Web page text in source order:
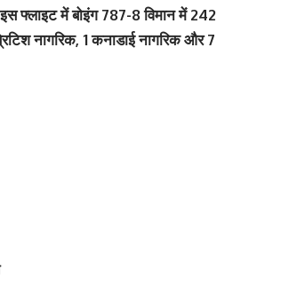
फ्लाइट में बोइंग 787-8 विमान में 242
नागरिक, 1 कनाडाई नागरिक और 7